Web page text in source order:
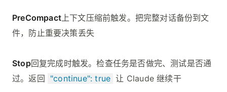
PreCompact 上下文压缩前触发。把完整对话备份到文
件，防止重要决策丢失
Stop回复完成时触发。检查任务是否做完、测试是否通
过。返回 "continue": true 让 Claude 继续干